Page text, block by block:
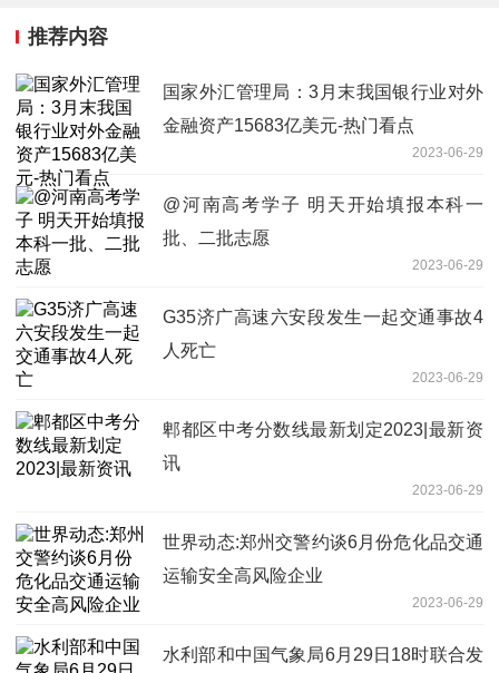
推荐内容
国家外汇管理局：3月末我国银行业对外
金融资产15683亿美元-热门看点
2023-06-29
@河南高考学子 明天开始填报本科一
批、二批志愿
2023-06-29
G35济广高速六安段发生一起交通事故4
人死亡
2023-06-29
郫都区中考分数线最新划定2023|最新资
讯
2023-06-29
世界动态:郑州交警约谈6月份危化品交通
运输安全高风险企业
2023-06-29
水利部和中国气象局6月29日18时联合发